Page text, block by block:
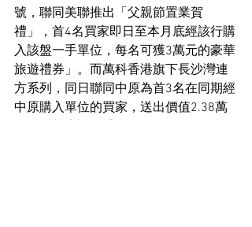
號，聯同美聯推出「父親節置業賀
禮」，首4名買家即日至本月底經該行購
入該盤一手單位，每名可獲3萬元的豪華
旅遊禮券」。而萬科香港旗下長沙灣連
方系列，同日聯同中原為首3名在同期經
中原購入單位的買家，送出價值2.38萬